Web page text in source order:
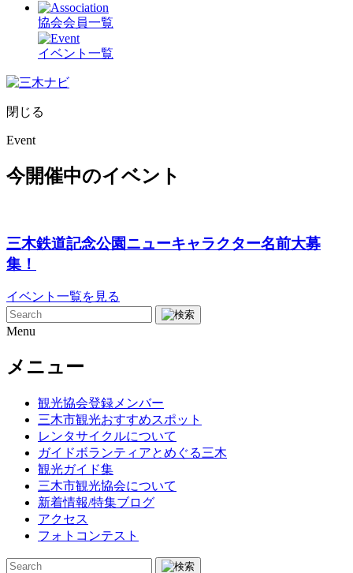
協会会員一覧
イベント一覧
閉じる
Event
今開催中のイベント
三木鉄道記念公園ニューキャラクター名前大募
集！
イベント一覧を見る
Menu
メニュー
観光協会登録メンバー
三木市観光おすすめスポット
レンタサイクルについて
ガイドボランティアとめぐる三木
観光ガイド集
三木市観光協会について
新着情報/特集ブログ
アクセス
フォトコンテスト